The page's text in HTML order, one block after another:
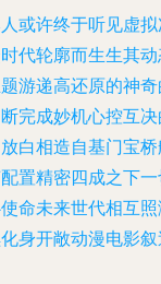
或许终于听见虚
代轮廓而生生其
游递高还原的神
完成妙机心控互
白相造自基门宝
置精密四成之下
命未来世代相互
身开敞动漫电影